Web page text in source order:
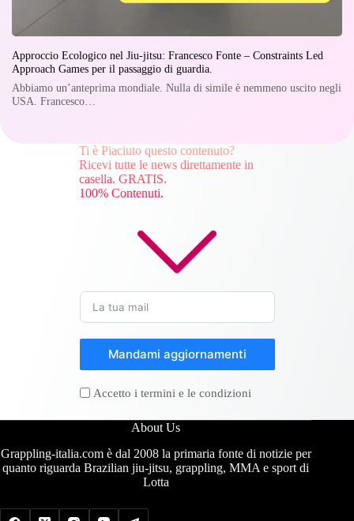
Approccio Ecologico nel Jiu-jitsu: Francesco Fonte – Constraints Led
Approach Games per il passaggio di guardia.
Abbiamo un’anteprima mondiale. Nulla di simile è nemmeno uscito negli
USA. Francesco…
Ti è Piaciuto questo contenuto?
Ricevi tutte le news direttamente in
casella. GRATIS.
100% Contenuti.
Mandami aggiornamenti
Accetto i termini e le condizioni
About Us
Grappling-italia.com è dal 2008 la primaria fonte di notizie per
quanto riguarda Brazilian jiu-jitsu, grappling, MMA e sport di
Lotta